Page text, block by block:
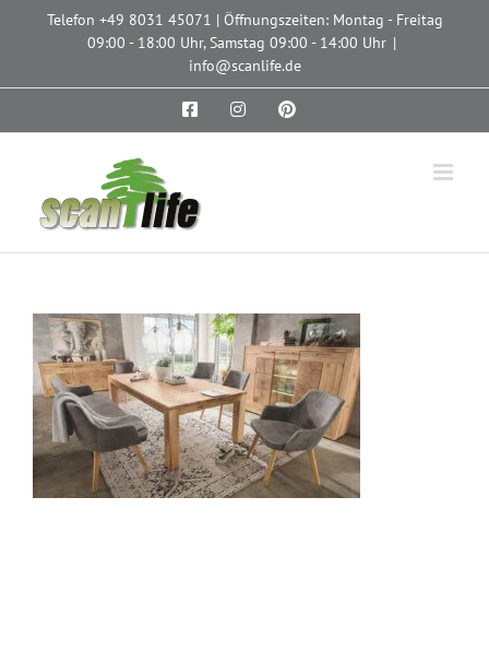
Telefon +49 8031 45071 | Öffnungszeiten: Montag - Freitag
09:00 - 18:00 Uhr, Samstag 09:00 - 14:00 Uhr |
info@scanlife.de
FacebookInstagramPinterest